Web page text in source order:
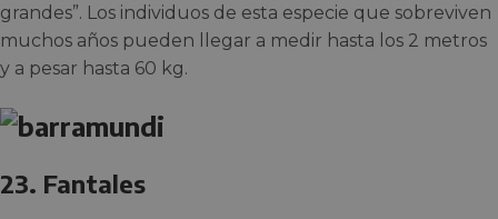
grandes”. Los individuos de esta especie que sobreviven
muchos años pueden llegar a medir hasta los 2 metros
y a pesar hasta 60 kg.
23. Fantales